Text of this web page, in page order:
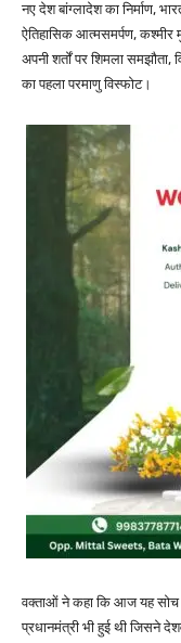
नए देश बांग्लादेश का निर्माण,
ऐतिहासिक आत्मसमर्पण, कश्मीर
अपनी शर्तों पर शिमला
का पहला परमाणु विस्फोट।
वक्ताओं ने कहा कि आज यह सोच
प्रधानमंत्री भी हुई थी जिसने